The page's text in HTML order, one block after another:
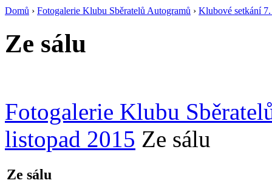
Domů › Fotogalerie Klubu Sběratelů Autogramů › Klubové setkání
Ze sálu
Fotogalerie Klubu
listopad 2015 Ze sálu
Ze sálu